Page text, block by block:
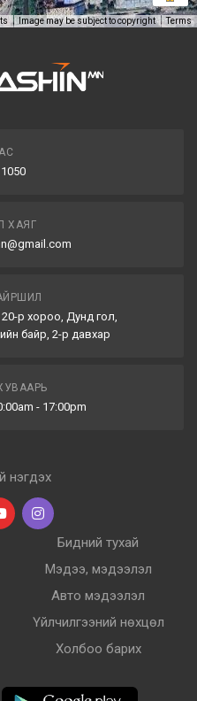
Image may be subject to copyright Terms
ХАЯГ
р хороо, Дунд гол,
байр, 2-р давхар
- 17:00pm
нэгдэх
Бидний тухай
Мэдээ, мэдээлэл
Авто мэдээлэл
Үйлчилгээний нөхцөл
Холбоо барих